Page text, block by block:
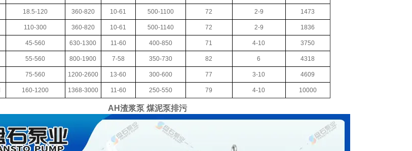
18.5-120 360-820 10-61 500-1100 72 2-9 1473
110-300 360-820 10-61 500-1140 72 2-9 1836
45-560 630-1300 11-60 400-850 71 4-10 3750
55-560 800-1900 7-58 350-730 82 6 4318
75-560 1200-2600 13-60 300-600 77 3-10 4609
160-1200 1368-3000 11-60 250-550 79 4-10 10000
AH渣浆泵 煤泥泵排污